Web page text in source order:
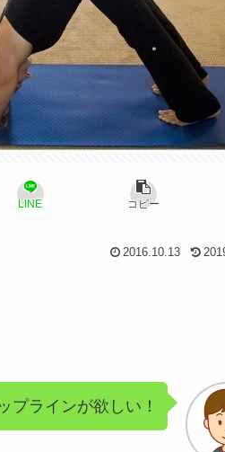
LINE コピー
2016.10.13
プラインが欲しい！